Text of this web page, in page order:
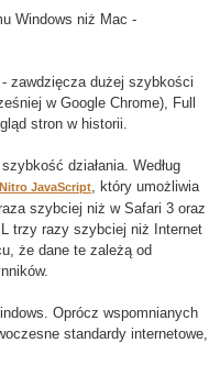
Windows niż Mac -
zawdzięcza dużej szybkości
w Google Chrome), Full
stron w historii.
działania. Według
JavaScript, który umożliwia
szybciej niż w Safari 3 oraz
trzy razy szybciej niż Internet
że dane te zależą od
Oprócz wspomnianych
standardy internetowe,